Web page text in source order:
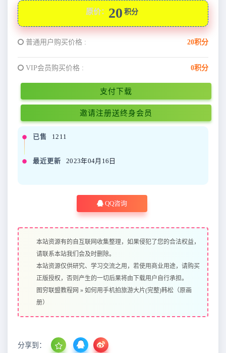
原价： 20 积分
普通用户购买价格 : 20积分
VIP会员购买价格 : 0积分
支付下载
邀请注册送终身会员
已售 1211
最近更新 2023年04月16日
QQ咨询
本站资源有的自互联网收集整理，如果侵犯了您的合法权益，
请联系本站我们会及时删除。
本站资源仅供研究、学习交流之用，若使用商业用途，请购买
正版授权，否则产生的一切后果将由下载用户自行承担。
图穷联盟教程网 » 如何用手机拍旅游大片(完整)韩松（原画
册）
分享到：